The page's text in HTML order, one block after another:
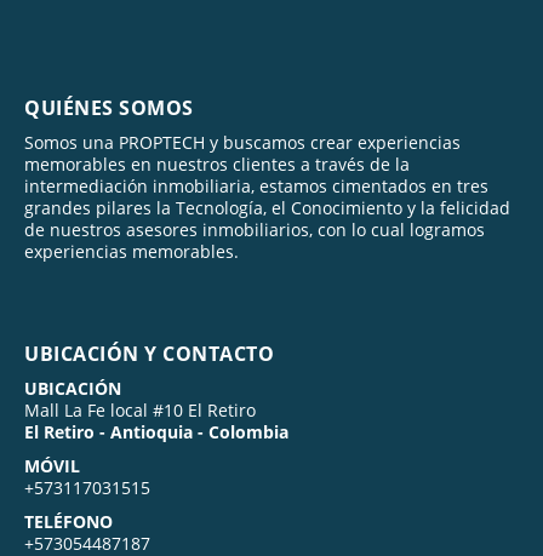
QUIÉNES SOMOS
Somos una PROPTECH y buscamos crear experiencias
memorables en nuestros clientes a través de la
intermediación inmobiliaria, estamos cimentados en tres
grandes pilares la Tecnología, el Conocimiento y la felicidad
de nuestros asesores inmobiliarios, con lo cual logramos
experiencias memorables.
UBICACIÓN Y CONTACTO
UBICACIÓN
Mall La Fe local #10 El Retiro
El Retiro - Antioquia - Colombia
MÓVIL
+573117031515
TELÉFONO
+573054487187